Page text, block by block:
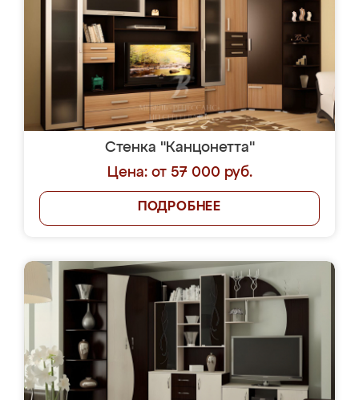
Стенка "Канцонетта"
Цена: от 57 000 руб.
ПОДРОБНЕЕ